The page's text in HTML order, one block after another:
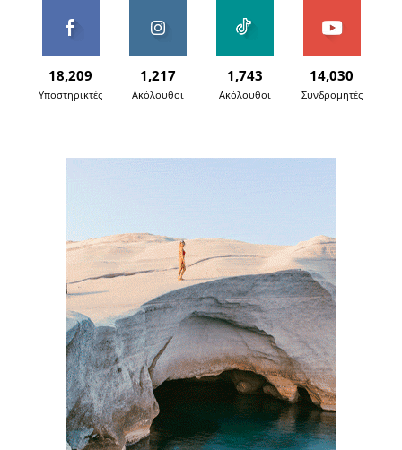
18,209
Υποστηρικτές
1,217
Ακόλουθοι
1,743
Ακόλουθοι
14,030
Συνδρομητές